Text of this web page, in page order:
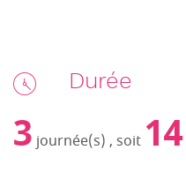
Durée
3 journée(s) , soit 14